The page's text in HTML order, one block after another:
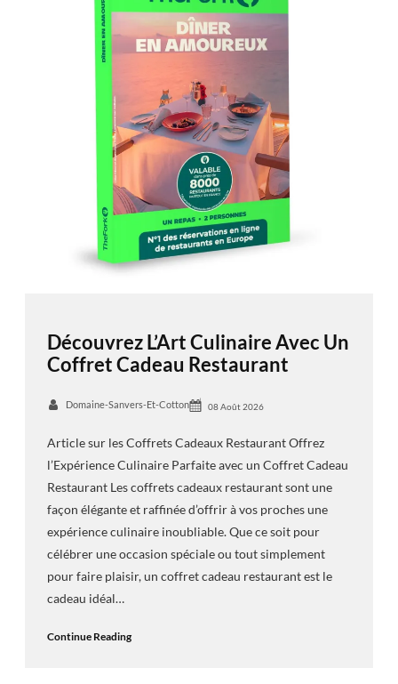
Découvrez L’Art Culinaire Avec Un
Coffret Cadeau Restaurant
Domaine-Sanvers-Et-Cotton 08 Août 2026
Article sur les Coffrets Cadeaux Restaurant Offrez
l’Expérience Culinaire Parfaite avec un Coffret Cadeau
Restaurant Les coffrets cadeaux restaurant sont une
façon élégante et raffinée d’offrir à vos proches une
expérience culinaire inoubliable. Que ce soit pour
célébrer une occasion spéciale ou tout simplement
pour faire plaisir, un coffret cadeau restaurant est le
cadeau idéal…
Continue Reading